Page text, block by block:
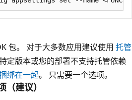
包。 对于大多数应用建议使用 托管
定版本或您的部署不支持托管依赖
绑在一起。 只需要一个选项。
建议）